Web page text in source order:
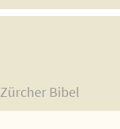
Zürcher Bibel